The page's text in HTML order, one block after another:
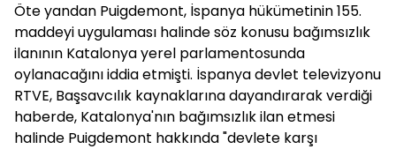
Öte yandan Puigdemont, İspanya hükümetinin 155.
maddeyi uygulaması halinde söz konusu bağımsızlık
ilanının Katalonya yerel parlamentosunda
oylanacağını iddia etmişti. İspanya devlet televizyonu
RTVE, Başsavcılık kaynaklarına dayandırarak verdiği
haberde, Katalonya'nın bağımsızlık ilan etmesi
halinde Puigdemont hakkında "devlete karşı